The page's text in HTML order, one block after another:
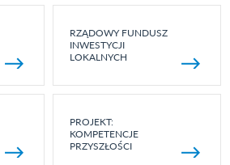
RZĄDOWY FUNDUSZ
INWESTYCJI
LOKALNYCH
PROJEKT:
KOMPETENCJE
PRZYSZŁOŚCI